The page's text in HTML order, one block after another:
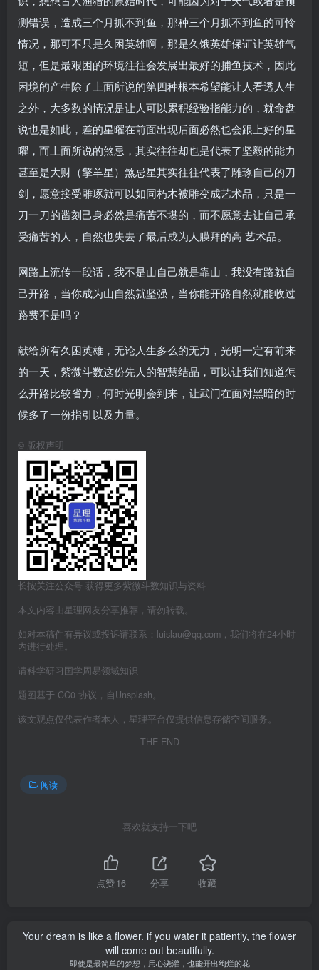
测错误，造成三个月抓不到鱼，那种三个月抓不到鱼的可怜
情况，那可不只是久困英雄啊，那是久饿英雄保证让英雄气
短，但是最艰困的环境往往会发展出最好的捕鱼技术，因此
困境的产生除了上面所说的第四种根本希望能让人看透人生
之外，大多数的情况是让人可以累积经验指能力的，就命盘
说也是如此，差的星曜在前面出现后面必然也会跟上好的星
曜，而上面所说的煞忌，其实往往却也是代表了坚毅的能力
甚至是大财（擎羊星）煞忌星其实往往代表了雕琢自己的刀
剑，愿意接受雕琢就可以如同朽木被雕变成艺术品，只是一
刀一刀的凿刻己身必然是痛苦不堪的，而不愿意去让自己承
受痛苦的人，自然也失去了最后成为人膜拜的高 艺术品。
网路上流传一段话，我不是山自己就是靠山，我没有路就自
己开路，当你成为山自然就坚强，当你能开路自然就能收过
路费不是吗？
献给所有久困英雄，无论人生多么的无力，光明一定有前来
的一天，紫微斗数这份先人的智慧结晶，可以让我们知道怎
么开路比较省力，何时光明会到来，让武门在面对黑暗的时
候多了一份指引以及力量。
© 版权声明
长按关注公众号 获得更多紫微斗数知识与资料
本文内容由星理网友分享推荐，请勿转载。
如对本稿件有异议或投诉请联系：luislau@qq.com，我们将在24小时
内进行处理。
请科学研习国学周易领域知识
题图基于 CC0 协议，自Unsplash。
该文观点仅代表作者本人，星理平台仅提供信息存储空间服务。
THE END
阅读
喜欢就支持一下吧
点赞16 分享 收藏
Your dream is like a flower. if you water it patiently, the flower
will come out beautifully.
即使是最简单的梦想，用心浇灌，也能开出绚烂的花